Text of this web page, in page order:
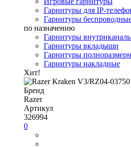
Гарнитуры для IP-
Гарнитуры
по назначению
Гарнитуры
Гарнитуры вкладыши
Гарнитуры
Гарнитуры накладные
Хит!
Бренд
Razer
Артикул
326994
0